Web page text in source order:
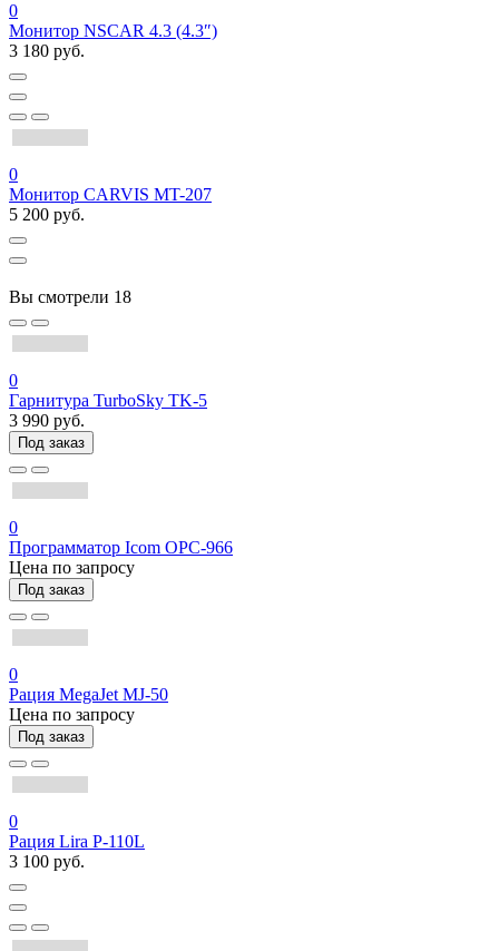
0
Монитор NSCAR 4.3 (4.3″)
3 180 руб.
0
Монитор CARVIS MT-207
5 200 руб.
Вы смотрели 18
0
Гарнитура TurboSky TK-5
3 990 руб.
Под заказ
0
Программатор Icom OPC-966
Цена по запросу
Под заказ
0
Рация MegaJet MJ-50
Цена по запросу
Под заказ
0
Рация Lira P-110L
3 100 руб.